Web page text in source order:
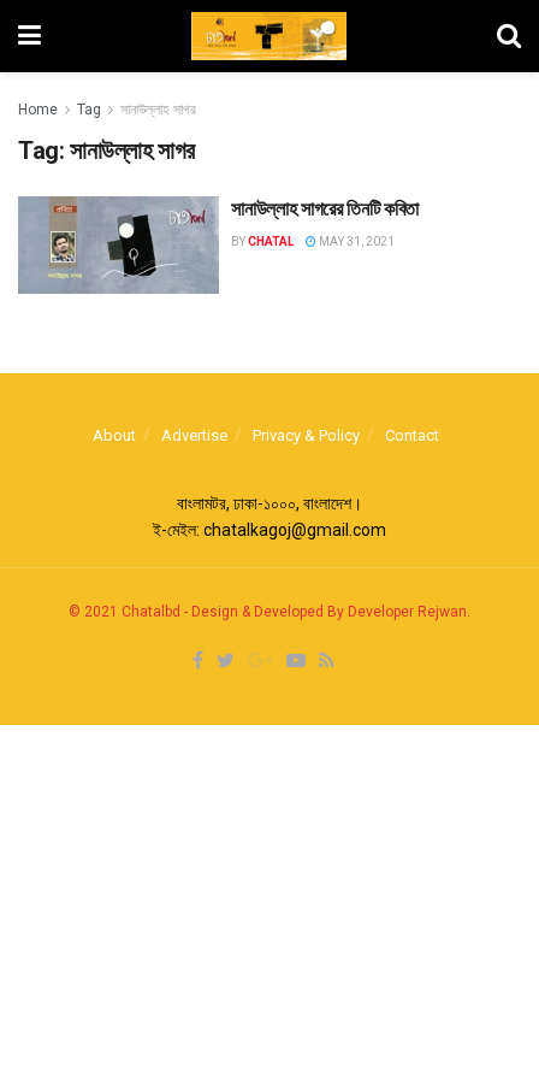
Home Tag সানাউল্লাহ সাগর
Tag: সানাউল্লাহ সাগর
সানাউল্লাহ সাগরের তিনটি কবিতা
BYCHATAL MAY 31, 2021
About Advertise Privacy & Policy Contact
বাংলামটর, ঢাকা-১০০০, বাংলাদেশ।
ই-মেইল: chatalkagoj@gmail.com
© 2021 Chatalbd - Design & Developed By Developer Rejwan.